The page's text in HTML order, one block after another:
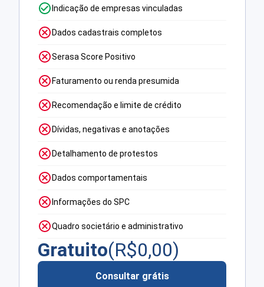
Indicação de empresas vinculadas
Dados cadastrais completos
Serasa Score Positivo
Faturamento ou renda presumida
Recomendação e limite de crédito
Dívidas, negativas e anotações
Detalhamento de protestos
Dados comportamentais
Informações do SPC
Quadro societário e administrativo
Gratuito(R$0,00)
Consultar grátis